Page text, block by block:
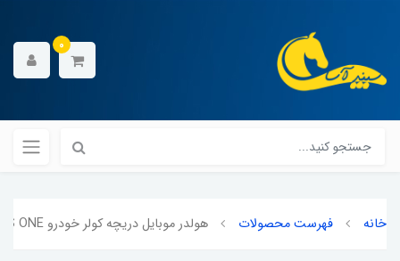
0
خانه فهرست محصولات هولدر موبایل دریچه کولر خودرو THIS IS ONE